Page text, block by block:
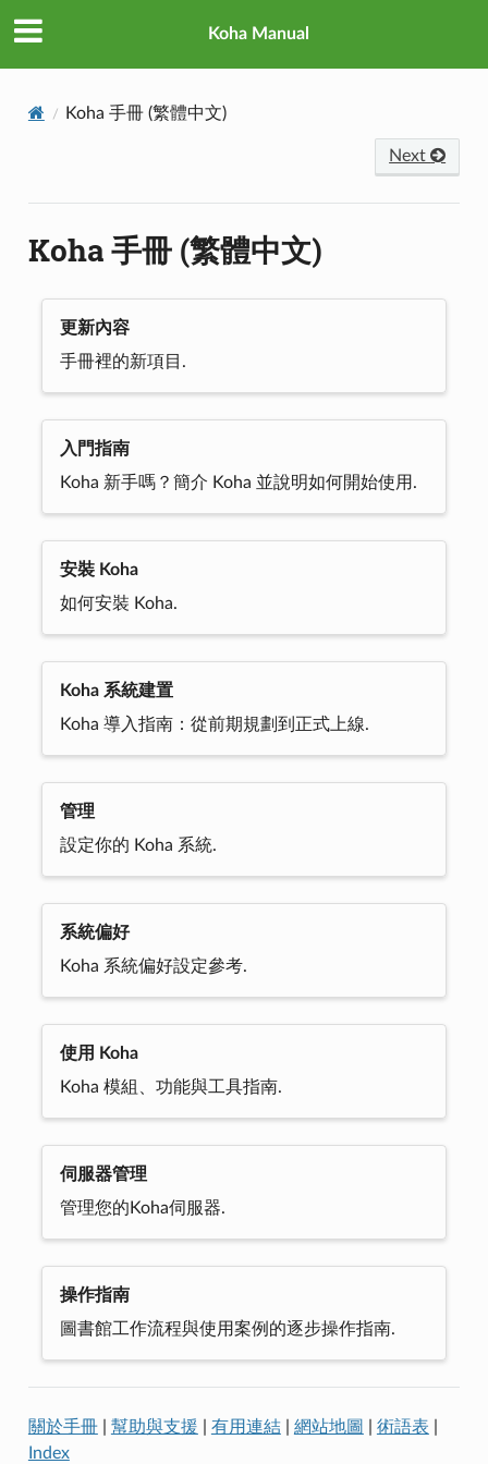
Koha Manual
Koha 手冊 (繁體中文)
Next
Koha 手冊 (繁體中文)
更新內容
手冊裡的新項目.
入門指南
Koha 新手嗎？簡介 Koha 並說明如何開始使用.
安裝 Koha
如何安裝 Koha.
Koha 系統建置
Koha 導入指南：從前期規劃到正式上線.
管理
設定你的 Koha 系統.
系統偏好
Koha 系統偏好設定參考.
使用 Koha
Koha 模組、功能與工具指南.
伺服器管理
管理您的Koha伺服器.
操作指南
圖書館工作流程與使用案例的逐步操作指南.
關於手冊| 幫助與支援 有用連結| 網站地圖 術語表
Index